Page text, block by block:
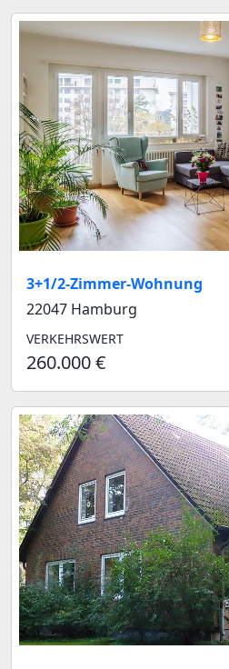
3+1/2-Zimmer-Wohnung
22047 Hamburg
VERKEHRSWERT
260.000 €